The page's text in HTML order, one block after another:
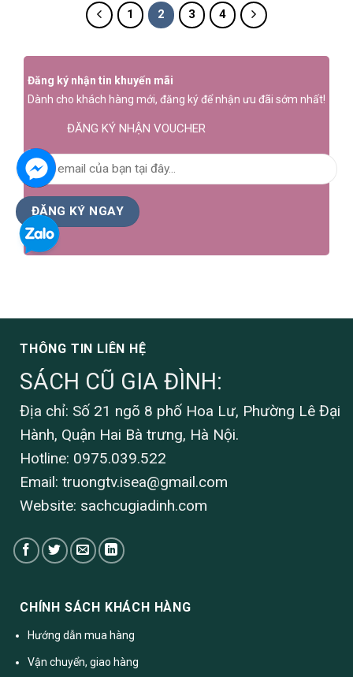
1 2 3 4
Đăng ký nhận tin khuyến mãi
Dành cho khách hàng mới, đăng ký để nhận ưu đãi sớm nhất!
ĐĂNG KÝ NHẬN VOUCHER
THÔNG TIN LIÊN HỆ
SÁCH CŨ GIA ĐÌNH:
Địa chỉ: Số 21 ngõ 8 phố Hoa Lư, Phường Lê Đại
Hành, Quận Hai Bà trưng, Hà Nội.
Hotline: 0975.039.522
Email: truongtv.isea@gmail.com
Website: sachcugiadinh.com
CHÍNH SÁCH KHÁCH HÀNG
Hướng dẫn mua hàng
Vận chuyển, giao hàng